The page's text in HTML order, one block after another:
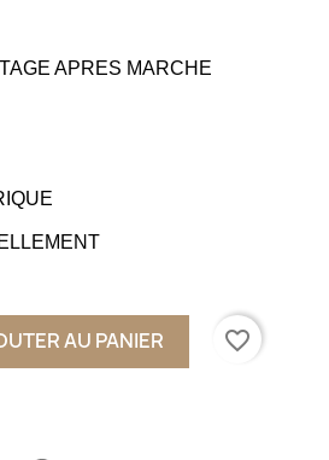
APRES MARCHE
AU PANIER favorite_border